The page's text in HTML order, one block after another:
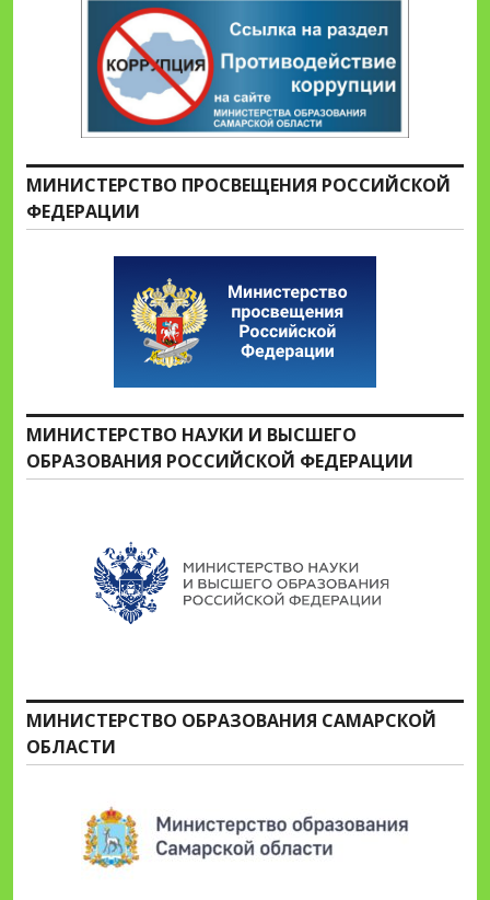
МИНИСТЕРСТВО ПРОСВЕЩЕНИЯ РОССИЙСКОЙ
ФЕДЕРАЦИИ
МИНИСТЕРСТВО НАУКИ И ВЫСШЕГО
ОБРАЗОВАНИЯ РОССИЙСКОЙ ФЕДЕРАЦИИ
МИНИСТЕРСТВО ОБРАЗОВАНИЯ САМАРСКОЙ
ОБЛАСТИ